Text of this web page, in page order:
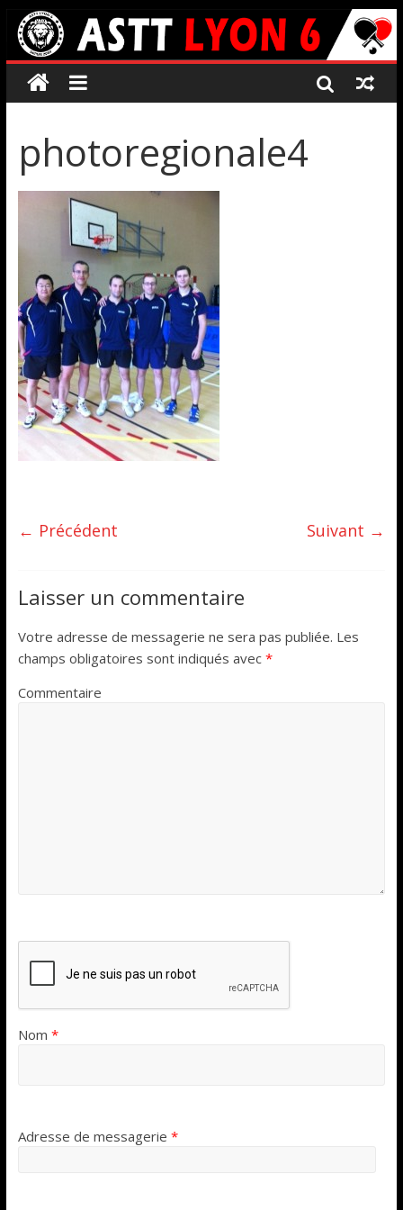
photoregionale4
← Précédent Suivant →
Laisser un commentaire
Votre adresse de messagerie ne sera pas publiée. Les
champs obligatoires sont indiqués avec *
Commentaire
Nom *
Adresse de messagerie *